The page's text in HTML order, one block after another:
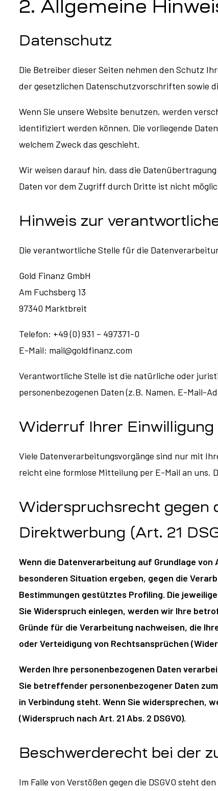
2. Allgemeine
Datenschutz
Die Betreiber dieser Seiten nehmen den Schutz
der gesetzlichen Datenschutzvorschriften sowie
Wenn Sie unsere Website benutzen, werden
identifiziert werden können. Die vorliegende
welchem Zweck das geschieht.
Wir weisen darauf hin, dass die
Daten vor dem Zugriff durch Dritte ist nicht
Hinweis zur
Die verantwortliche Stelle für die
Gold Finanz GmbH
Am Fuchsberg 13
97340 Marktbreit
Telefon: +49 (0) 931 – 497371-0
E-Mail: mail@goldfinanz.com
Verantwortliche Stelle ist die natürliche oder
personenbezogenen Daten (z.B. Namen, E-Mail-
Widerruf Ihrer
Viele Datenverarbeitungsvorgänge sind nur mit
reicht eine formlose Mitteilung per E-Mail an
Widerspruchsrecht gegen
Direktwerbung (Art. 21
Wenn die Datenverarbeitung auf Grundlage von
besonderen Situation ergeben, gegen die
Bestimmungen gestütztes Profiling. Die
Sie Widerspruch einlegen, werden wir Ihre
Gründe für die Verarbeitung nachweisen, die
oder Verteidigung von Rechtsansprüchen
Werden Ihre personenbezogenen Daten
Sie betreffender personenbezogener Daten
in Verbindung steht. Wenn Sie widersprechen,
(Widerspruch nach Art. 21 Abs. 2 DSGVO).
Beschwerderecht bei der
Im Falle von Verstößen gegen die DSGVO steht